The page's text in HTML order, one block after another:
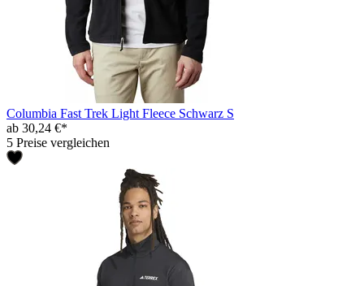
Columbia Fast Trek Light Fleece Schwarz S
ab 30,24 €*
5 Preise vergleichen